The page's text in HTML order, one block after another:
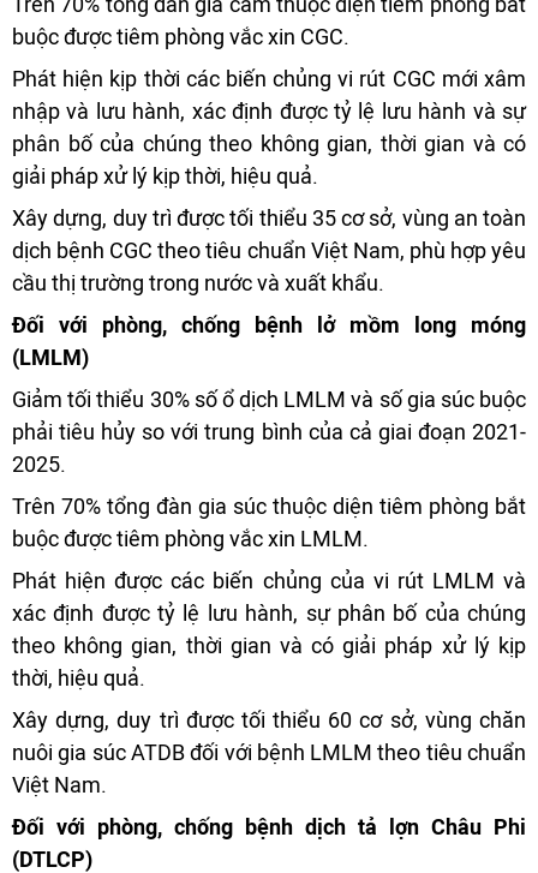
buộc được tiêm phòng vắc xin CGC.
Phát hiện kịp thời các biến chủng vi rút CGC mới xâm
nhập và lưu hành, xác định được tỷ lệ lưu hành và sự
phân bố của chúng theo không gian, thời gian và có
giải pháp xử lý kịp thời, hiệu quả.
Xây dựng, duy trì được tối thiểu 35 cơ sở, vùng an toàn
dịch bệnh CGC theo tiêu chuẩn Việt Nam, phù hợp yêu
cầu thị trường trong nước và xuất khẩu.
Đối với phòng, chống bệnh lở mồm long móng
(LMLM)
Giảm tối thiểu 30% số ổ dịch LMLM và số gia súc buộc
phải tiêu hủy so với trung bình của cả giai đoạn 2021-
2025.
Trên 70% tổng đàn gia súc thuộc diện tiêm phòng bắt
buộc được tiêm phòng vắc xin LMLM.
Phát hiện được các biến chủng của vi rút LMLM và
xác định được tỷ lệ lưu hành, sự phân bố của chúng
theo không gian, thời gian và có giải pháp xử lý kịp
thời, hiệu quả.
Xây dựng, duy trì được tối thiểu 60 cơ sở, vùng chăn
nuôi gia súc ATDB đối với bệnh LMLM theo tiêu chuẩn
Việt Nam.
Đối với phòng, chống bệnh dịch tả lợn Châu Phi
(DTLCP)